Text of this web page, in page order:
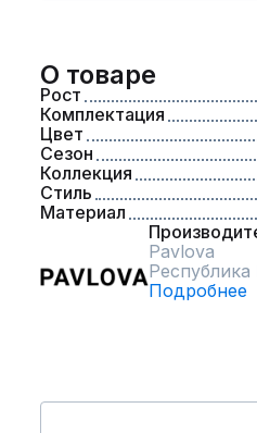
О товаре
Рост
Комплектация
Цвет
Сезон
Коллекция
Стиль
Материал
Pavlova
Республика
Подробнее